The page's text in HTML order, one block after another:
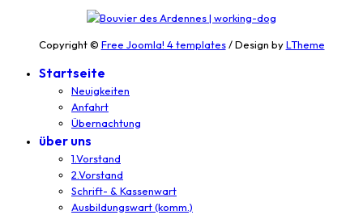
Copyright © Free Joomla! 4 templates/ Design byLTheme
Startseite
Neuigkeiten
Anfahrt
Übernachtung
über uns
1.Vorstand
2.Vorstand
Schrift- & Kassenwart
Ausbildungswart (komm.)